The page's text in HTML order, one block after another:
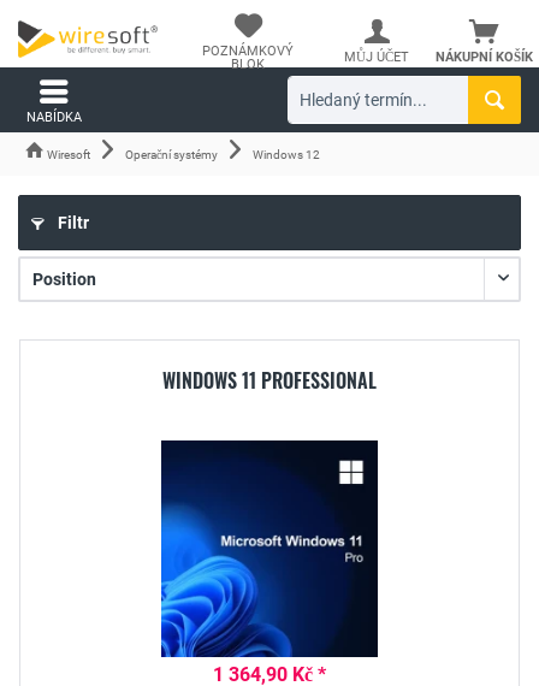
NÁKUPNÍ KOŠÍK
POZNÁMKOVÝ
BLOK
MŮJ ÚČET
NABÍDKA
Wiresoft Operační systémy Windows 12
Filtr
WINDOWS 11 PROFESSIONAL
1 364,90 Kč *